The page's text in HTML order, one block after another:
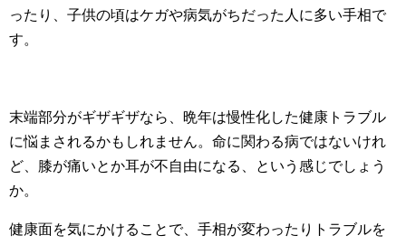
ったり、子供の頃はケガや病気がちだった人に多い手相で
す。
末端部分がギザギザなら、晩年は慢性化した健康トラブル
に悩まされるかもしれません。命に関わる病ではないけれ
ど、膝が痛いとか耳が不自由になる、という感じでしょう
か。
健康面を気にかけることで、手相が変わったりトラブルを